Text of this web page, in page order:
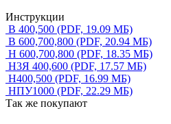
Инструкции
В 400,500 (PDF, 19.09 МБ)
В 600,700,800 (PDF, 20.94 МБ)
Н 600,700,800 (PDF, 18.35 МБ)
Н3Я 400,600 (PDF, 17.57 МБ)
Н400,500 (PDF, 16.99 МБ)
НПУ1000 (PDF, 22.29 МБ)
Так же покупают